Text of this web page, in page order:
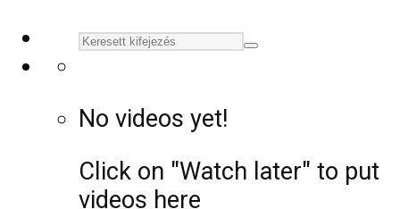
No videos yet!
Click on "Watch later" to put
videos here